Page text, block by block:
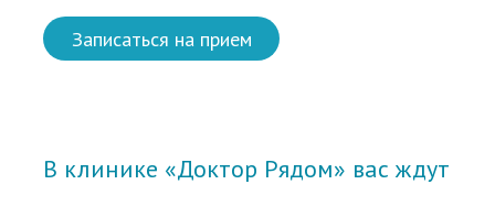
В клинике «Доктор Рядом» вас ждут
Записаться на прием